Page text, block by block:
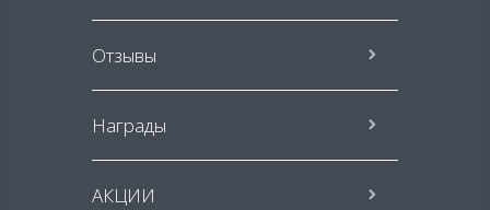
Отзывы
Награды
АКЦИИ